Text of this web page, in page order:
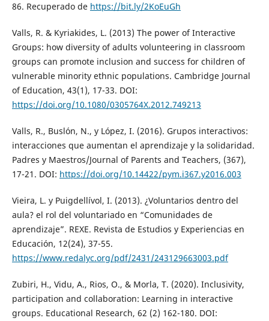
86. Recuperado de https://bit.ly/2KoEuGh
Valls, R. & Kyriakides, L. (2013) The power of Interactive
Groups: how diversity of adults volunteering in classroom
groups can promote inclusion and success for children of
vulnerable minority ethnic populations. Cambridge Journal
of Education, 43(1), 17-33. DOI:
https://doi.org/10.1080/0305764X.2012.749213
Valls, R., Buslón, N., y López, I. (2016). Grupos interactivos:
interacciones que aumentan el aprendizaje y la solidaridad.
Padres y Maestros/Journal of Parents and Teachers, (367),
17-21. DOI: https://doi.org/10.14422/pym.i367.y2016.003
Vieira, L. y Puigdellívol, I. (2013). ¿Voluntarios dentro del
aula? el rol del voluntariado en “Comunidades de
aprendizaje”. REXE. Revista de Estudios y Experiencias en
Educación, 12(24), 37-55.
https://www.redalyc.org/pdf/2431/243129663003.pdf
Zubiri, H., Vidu, A., Rios, O., & Morla, T. (2020). Inclusivity,
participation and collaboration: Learning in interactive
groups. Educational Research, 62 (2) 162-180. DOI: